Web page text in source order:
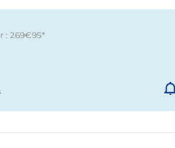
: 269€95*